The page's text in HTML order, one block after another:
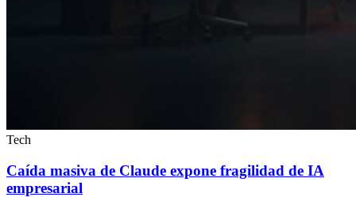
Tech
Caída masiva de Claude expone fragilidad de IA
empresarial